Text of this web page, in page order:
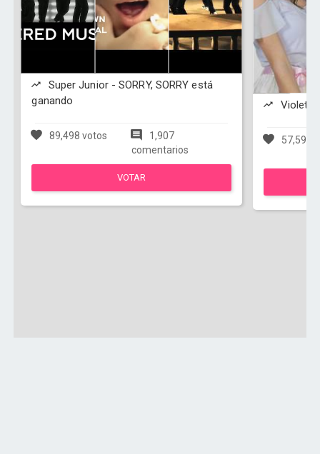
Super Junior - SORRY, SORRY está
ganando
89,498 votos
1,907
comentarios
VOTAR
Violetta
57,597